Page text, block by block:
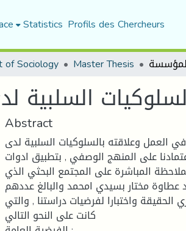
Statistics Profils des Chercheurs
of Sociology Master Thesis
Abstract
العمل وعلاقته بالسلوكيات السلبية لدى
على المنهج الوصفي , بتطبيق ادوات
المباشرة على المجتمع البحثي الذي
مختار بسيدي امحمد والبالغ عددهم
الحقيقة واختبارا لفرضيات دراستنا , والتي
كانت على النحو التالي